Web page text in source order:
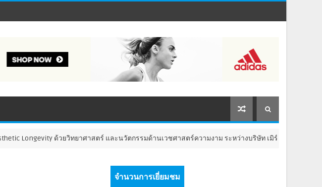
ด้วยวิทยาศาสตร์ และนวัตกรรมด้านเวชศาสตร์ความงาม ระหว่างบริษัท เมิร์ซ เอสเธติกส์ ประเทศไท
จำนวนการเยี่ยมชม